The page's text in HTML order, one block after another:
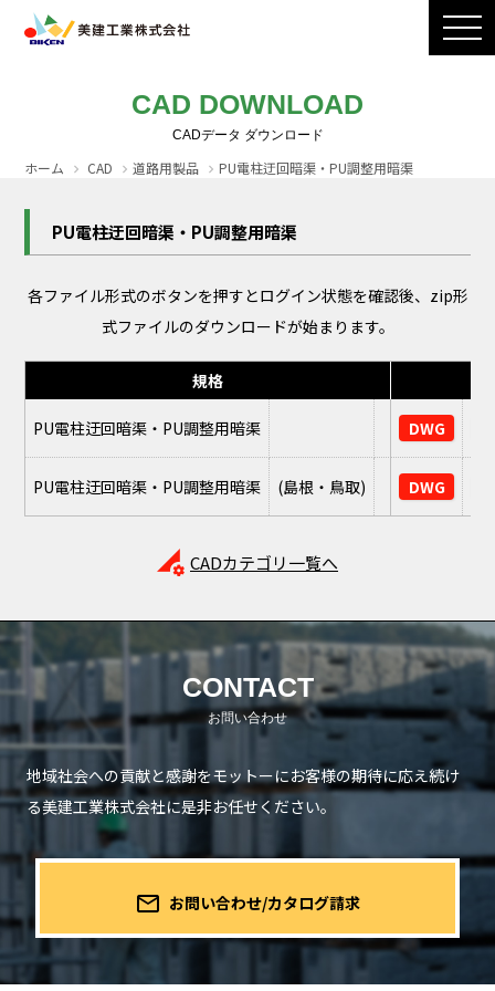
製品ラインナップ
CADダウンロード
CAD DOWNLOAD
ホーム CAD 道路用製品 PU電柱迂回暗渠・PU調整用暗渠
PU電柱迂回暗渠・PU調整用暗渠
各ファイル形式のボタンを押すとログイン状態を確認後、zip形
式ファイルのダウンロードが始まります。
規格
PU電柱迂回暗渠・PU調整用暗渠 DWG
PU電柱迂回暗渠・PU調整用暗渠 (島根・鳥取) DWG
perm_data_setting CADカテゴリ一覧へ
CONTACT
地域社会への貢献と感謝をモットーにお客様の期待に応え続け
る美建工業株式会社に是非お任せください。
mail_outline お問い合わせ/カタログ請求